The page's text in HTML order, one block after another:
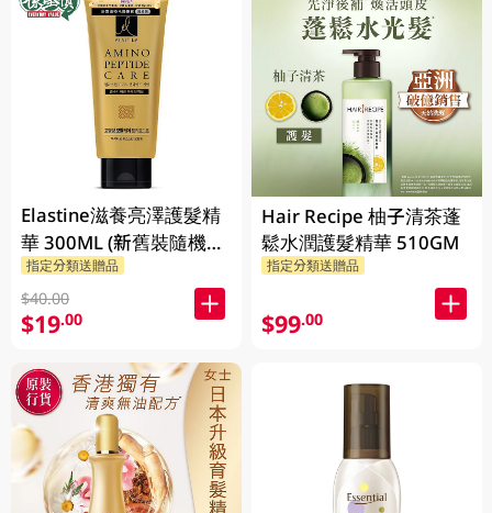
Elastine滋養亮澤護髮精
華 300ML (新舊裝隨機發
貨)
指定分類送贈品
$40.00
$19.00
Hair Recipe 柚子清茶蓬
鬆水潤護髮精華 510GM
指定分類送贈品
$99.00